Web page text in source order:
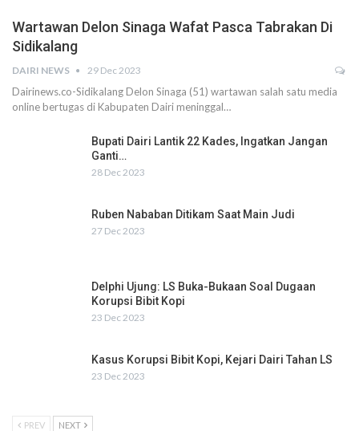
Wartawan Delon Sinaga Wafat Pasca Tabrakan Di
Sidikalang
DAIRI NEWS 29 Dec 2023
Dairinews.co-Sidikalang Delon Sinaga (51) wartawan salah satu media
online bertugas di Kabupaten Dairi meninggal…
Bupati Dairi Lantik 22 Kades, Ingatkan Jangan
Ganti…
28 Dec 2023
Ruben Nababan Ditikam Saat Main Judi
27 Dec 2023
Delphi Ujung: LS Buka-Bukaan Soal Dugaan
Korupsi Bibit Kopi
23 Dec 2023
Kasus Korupsi Bibit Kopi, Kejari Dairi Tahan LS
23 Dec 2023
PREV NEXT